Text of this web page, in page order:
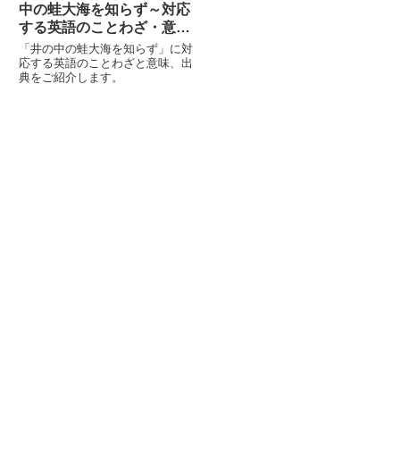
中の蛙大海を知らず～対応
する英語のことわざ・意
味・出典
「井の中の蛙大海を知らず」に対
応する英語のことわざと意味、出
典をご紹介します。